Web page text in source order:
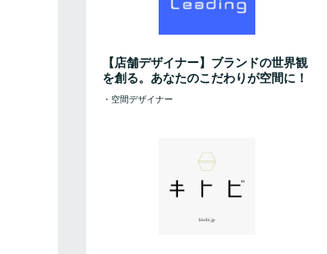
【店舗デザイナー】ブランドの世界観
を創る。あなたのこだわりが空間に！
・空間デザイナー